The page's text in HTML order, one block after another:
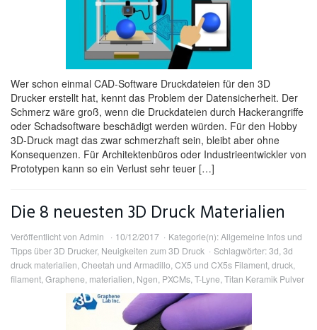
Wer schon einmal CAD-Software Druckdateien für den 3D
Drucker erstellt hat, kennt das Problem der Datensicherheit. Der
Schmerz wäre groß, wenn die Druckdateien durch Hackerangriffe
oder Schadsoftware beschädigt werden würden. Für den Hobby
3D-Druck magt das zwar schmerzhaft sein, bleibt aber ohne
Konsequenzen. Für Architektenbüros oder Industrieentwickler von
Prototypen kann so ein Verlust sehr teuer […]
Die 8 neuesten 3D Druck Materialien
Veröffentlicht von Admin 10/12/2017 Kategorie(n):Allgemeine Infos und
Tipps über 3D Drucker, Neuigkeiten zum 3D Druck Schlagwörter:3d, 3d
druck materialien, Cheetah und Armadillo, CX5 und CX5s Filament, druck,
filament, Graphene, materialien, Ngen, PXCMs, T-Lyne, Titan Keramik Pulver